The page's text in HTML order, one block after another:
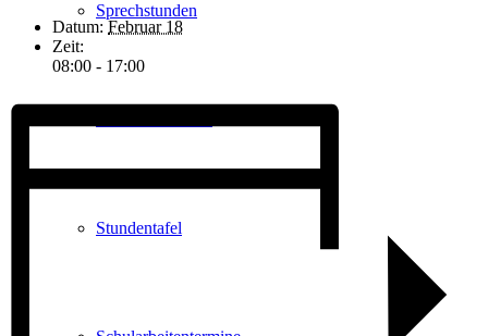
Sprechstunden
Stundentafel
Datum: Februar 18
Zeit:
08:00 - 17:00